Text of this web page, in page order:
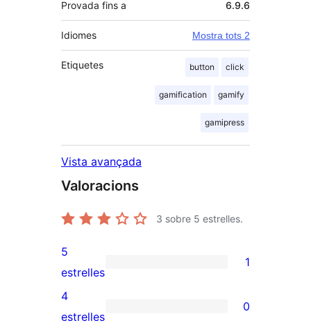
Provada fins a 6.9.6
Idiomes Mostra tots 2
Etiquetes button click
gamification gamify
gamipress
Vista avançada
Valoracions
3 sobre 5 estrelles.
1
valoració
de
5
estrelles
1
0
4
estrelles
0